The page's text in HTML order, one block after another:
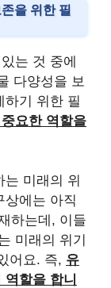
을 위한 필
는 것 중에
다양성을 보
하기 위한 필
요한 역할을
는 미래의 위
상에는 아직
하는데, 이들
미래의 위기
어요. 즉, 유
할을 합니